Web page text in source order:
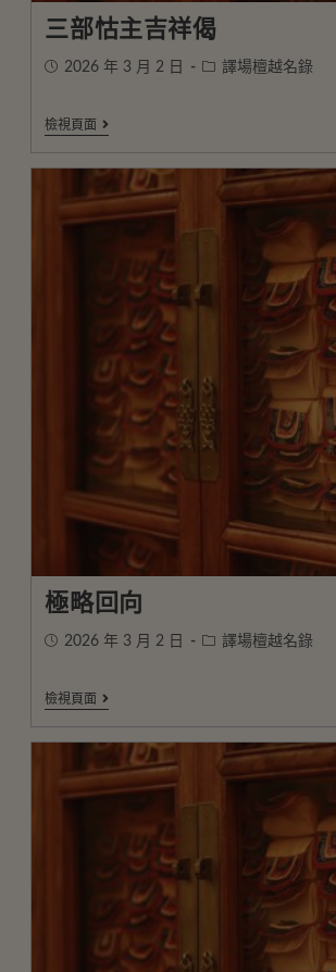
三部怙主吉祥偈
2026 年 3 月 2 日 譯場檀越名錄
檢視頁面
極略回向
2026 年 3 月 2 日 譯場檀越名錄
檢視頁面